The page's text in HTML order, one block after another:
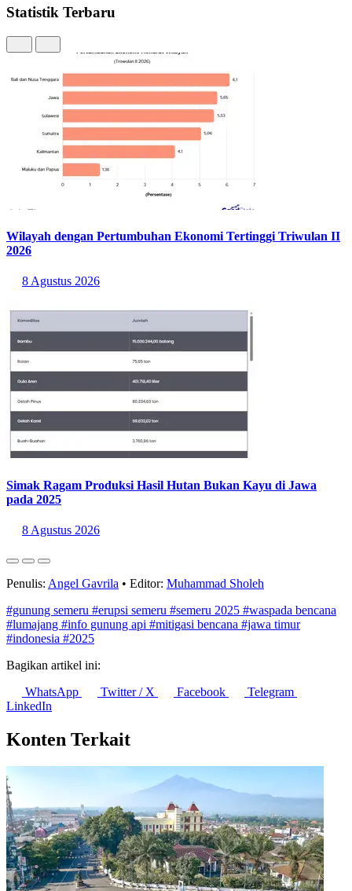
Statistik Terbaru
Wilayah dengan Pertumbuhan Ekonomi Tertinggi Triwulan II
2026
8 Agustus 2026
Simak Ragam Produksi Hasil Hutan Bukan Kayu di Jawa
pada 2025
8 Agustus 2026
Penulis: Angel Gavrila • Editor: Muhammad Sholeh
#gunung semeru #erupsi semeru #semeru 2025 #waspada bencana
#lumajang #info gunung api #mitigasi bencana #jawa timur
#indonesia #2025
Bagikan artikel ini:
WhatsApp
Twitter / X Facebook
Telegram
LinkedIn
Konten Terkait